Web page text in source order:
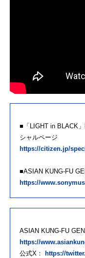
■「LIGHT in BLACK
シャルページ
https://citizen.jp/
■ASIAN KUNG-FU
https://
ASIAN KUNG-FU
https://
公式X：
https://